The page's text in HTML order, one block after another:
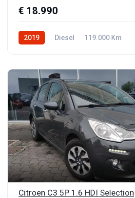
€ 18.990
2019 Diesel 119.000 Km
Citroen C3 5P 1.6 HDI Selection